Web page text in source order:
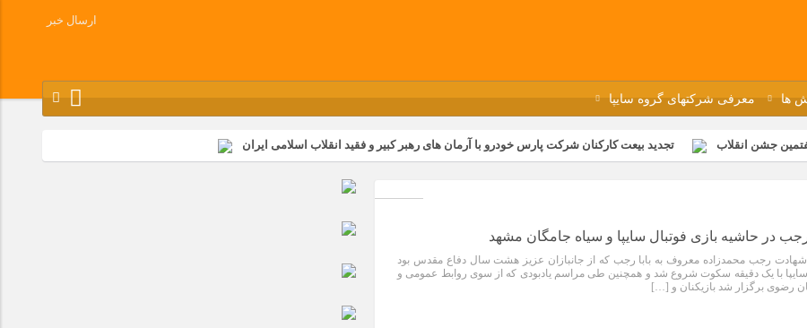
ارسال خبر
ها معرفی شرکتهای گروه سایپا
جشن انقلاب تجدید بیعت کارکنان شرکت پارس خودرو با آرمان های رهبر کبیر و فقید انقلاب اسلامی ایران
شد
فاطمیه مگاموتور تیم شهدای مگاموتور در بزرگترین مسابقات گل کوچک جهان شرکت کرد
در حاشیه بازی فوتبال سایپا و سیاه جامگان مشهد
رجب محمدزاده معروف به بابا رجب که از جانبازان عزیز هشت سال دفاع مقدس بود
با یک دقیقه سکوت شروع شد و همچنین طی مراسم یادبودی که از سوی روابط عمومی و
رضوی برگزار شد بازیکنان و […]